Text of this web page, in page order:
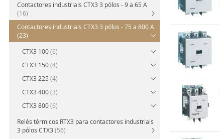
Contactores industriais CTX3 3 pólos - 9 a 65 A
(16)
Contactores industriais CTX3 3 pólos - 75 a 800 A
(23)
CTX3 100(6)
CTX3 150(4)
CTX3 225 (4)
CTX3 400(3)
CTX3 800(6)
Relés térmicos RTX3 para contactores industriais
3 pólos CTX3 (56)